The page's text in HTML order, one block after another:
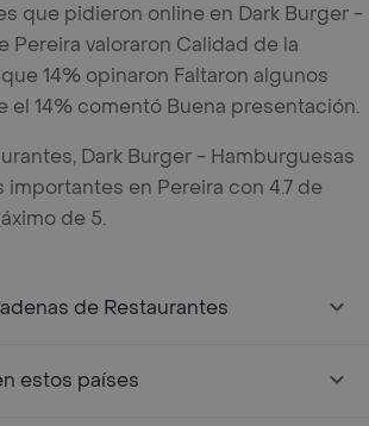
que pidieron online en Dark Burger -
Pereira valoraron Calidad de la
14% opinaron Faltaron algunos
el 14% comentó Buena presentación.
Dark Burger - Hamburguesas
importantes en Pereira con 4.7 de
de 5.
de Restaurantes
estos países